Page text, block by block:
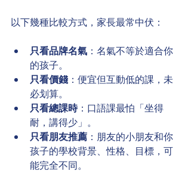
以下幾種比較方式，家長最常中伏：
只看品牌名氣 ：名氣不等於適合你
的孩子。
只看價錢 ：便宜但互動低的課，未
必划算。
只看總課時：口語課最怕「坐得
耐，講得少」。
只看朋友推薦 ：朋友的小朋友和你
孩子的學校背景、性格、目標，可
能完全不同。